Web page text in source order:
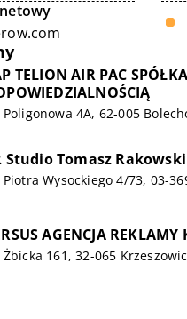
TELION AIR PAC
4A, 62-005
Studio Tomasz Rakowski
Wysockiego 4/73, 03-
AGENCJA
161, 32-065